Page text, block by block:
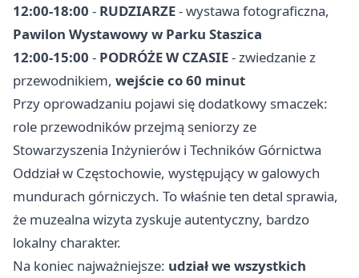
12:00-18:00 - RUDZIARZE- wystawa fotograficzna,
Pawilon Wystawowy w Parku Staszica
12:00-15:00 - PODRÓŻE W CZASIE- zwiedzanie z
przewodnikiem, wejście co 60 minut
Przy oprowadzaniu pojawi się dodatkowy smaczek:
role przewodników przejmą seniorzy ze
Stowarzyszenia Inżynierów i Techników Górnictwa
Oddział w Częstochowie, występujący w galowych
mundurach górniczych. To właśnie ten detal sprawia,
że muzealna wizyta zyskuje autentyczny, bardzo
lokalny charakter.
Na koniec najważniejsze: udział we wszystkich